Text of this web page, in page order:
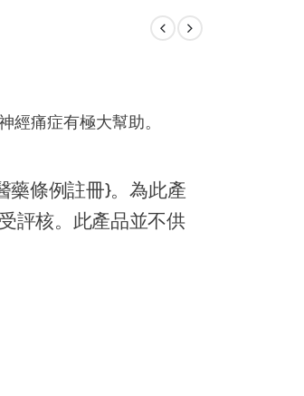
痛症有極大幫助。
藥條例註冊}。為此產
評核。此產品並不供